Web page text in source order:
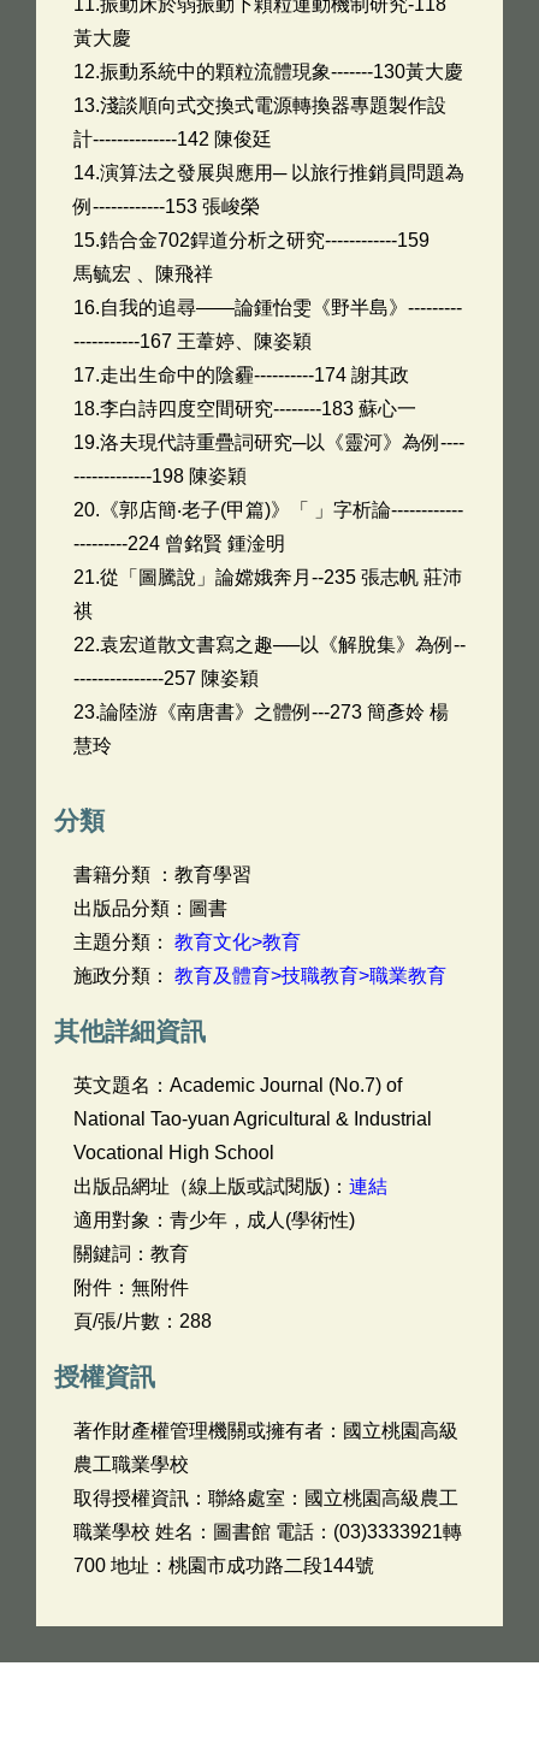
11.振動床於弱振動下顆粒運動機制研究-118
黃大慶
12.振動系統中的顆粒流體現象-------130黃大慶
13.淺談順向式交換式電源轉換器專題製作設
計--------------142 陳俊廷
14.演算法之發展與應用─ 以旅行推銷員問題為
例------------153 張峻榮
15.鋯合金702銲道分析之研究------------159
馬毓宏 、陳飛祥
16.自我的追尋——論鍾怡雯《野半島》---------
-----------167 王葦婷、陳姿穎
17.走出生命中的陰霾----------174 謝其政
18.李白詩四度空間研究--------183 蘇心一
19.洛夫現代詩重疊詞研究─以《靈河》為例----
-------------198 陳姿穎
20.《郭店簡‧老子(甲篇)》「 」字析論------------
---------224 曾銘賢 鍾淦明
21.從「圖騰說」論嫦娥奔月--235 張志帆 莊沛
祺
22.袁宏道散文書寫之趣──以《解脫集》為例--
---------------257 陳姿穎
23.論陸游《南唐書》之體例---273 簡彥姈 楊
慧玲
分類
書籍分類 ：教育學習
出版品分類：圖書
主題分類： 教育文化>教育
施政分類： 教育及體育>技職教育>職業教育
其他詳細資訊
英文題名： Academic Journal (No.7) of
National Tao-yuan Agricultural & Industrial
Vocational High School
出版品網址（線上版或試閱版)： 連結
適用對象：青少年，成人(學術性)
關鍵詞：教育
附件：無附件
頁/張/片數：288
授權資訊
著作財產權管理機關或擁有者：國立桃園高級
農工職業學校
取得授權資訊：聯絡處室：國立桃園高級農工
職業學校 姓名：圖書館 電話：(03)3333921轉
700 地址：桃園市成功路二段144號